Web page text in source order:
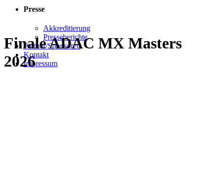
Presse
Akkreditierung
Presseberichte
Partner/Sponsoren
Kontakt
Impressum
Finale ADAC MX Masters
2026